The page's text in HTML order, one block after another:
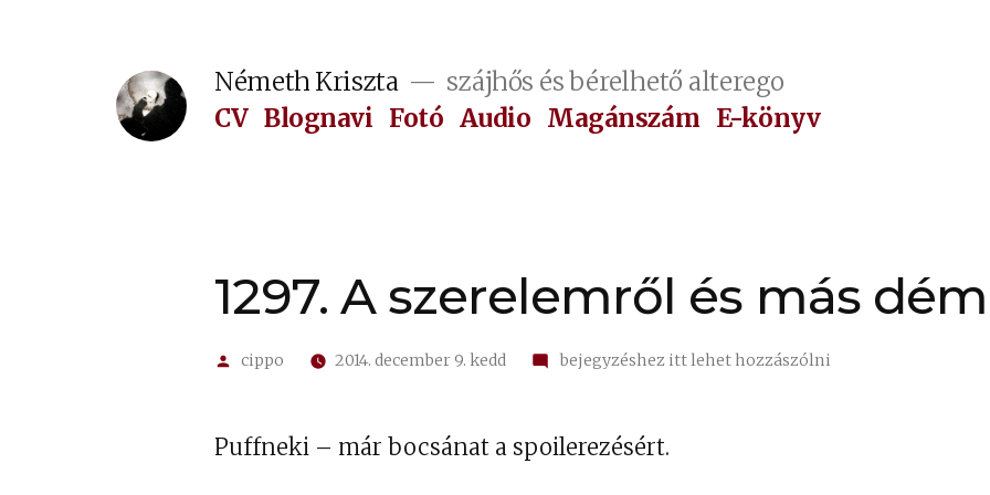
Németh Kriszta
szájhős és bérelhető alterego
CV Blognavi Fotó Audio Magánszám E-könyv
1297. A szerelemről és más
Szerző:
cippo 2014. december 9. kedd
on
szerelemről
és
bejegyzéshez itt lehet hozzászólni
Puffneki – már bocsánat a spoilerezésért.